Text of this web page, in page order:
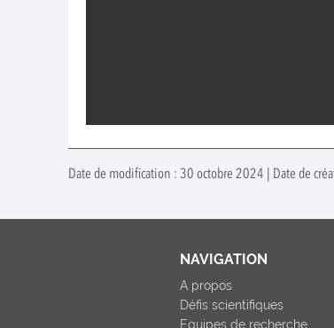
Date de modification : 30 octobre 2024 | Date de
NAVIGATION
A propos
Défis scientifiques
Equipes de recherche